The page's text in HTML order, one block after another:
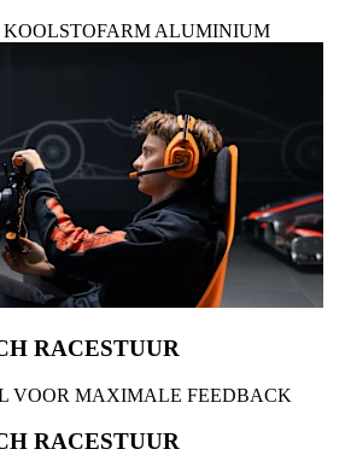
ALUMINIUM
RACESTUUR
VOOR MAXIMALE FEEDBACK
RACESTUUR